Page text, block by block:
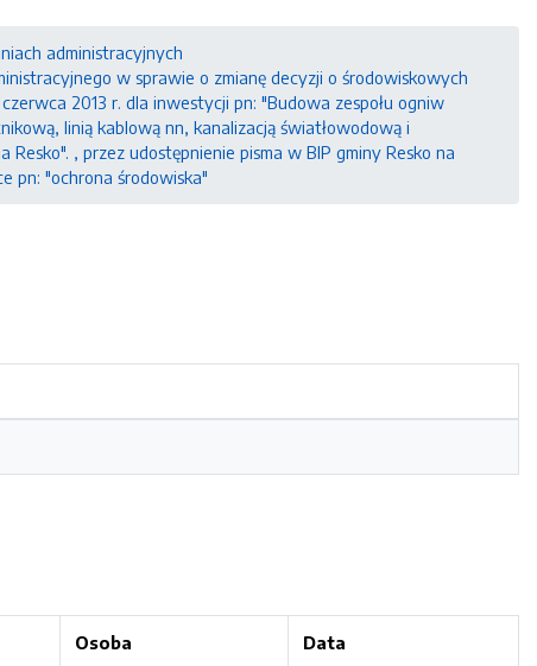
administracyjnych
w sprawie o zmianę decyzji o środowiskowych
2013 r. dla inwestycji pn: "Budowa zespołu ogniw
linią kablową nn, kanalizacją światłowodową i
Resko". , przez udostępnienie pisma w BIP gminy Resko na
pn: "ochrona środowiska"
Osoba Data